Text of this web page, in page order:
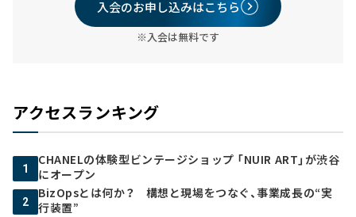
入会のお申し込みはこちら
※入会は無料です
アクセスランキング
1
CHANELの体験型ビンテージショップ 「NUIR ART」が渋谷
にオープン
2
BizOpsとは何か？ 構想と現場をつなぐ、事業成長の“実
行装置”